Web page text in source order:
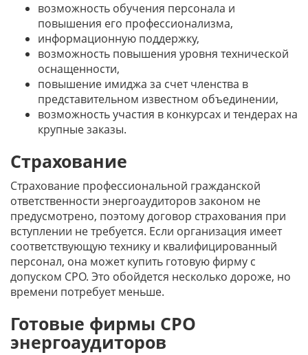
возможность обучения персонала и
повышения его профессионализма,
информационную поддержку,
возможность повышения уровня технической
оснащенности,
повышение имиджа за счет членства в
представительном известном объединении,
возможность участия в конкурсах и тендерах на
крупные заказы.
Страхование
Страхование профессиональной гражданской
ответственности энергоаудиторов законом не
предусмотрено, поэтому договор страхования при
вступлении не требуется. Если организация имеет
соответствующую технику и квалифицированный
персонал, она может купить готовую фирму с
допуском СРО. Это обойдется несколько дороже, но
времени потребует меньше.
Готовые фирмы СРО
энергоаудиторов